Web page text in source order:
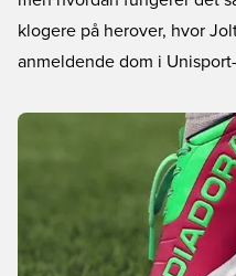
klogere på herover, hvor
anmeldende dom i